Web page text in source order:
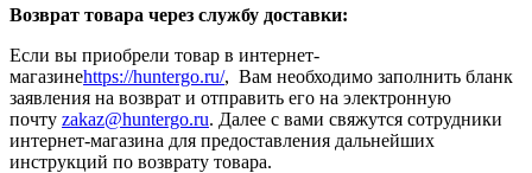
Возврат товара через службу доставки:
Если вы приобрели товар в интернет-
магазинеhttps://huntergo.ru/, Вам необходимо заполнить бланк
заявления на возврат и отправить его на электронную
почту zakaz@huntergo.ru. Далее с вами свяжутся сотрудники
интернет-магазина для предоставления дальнейших
инструкций по возврату товара.